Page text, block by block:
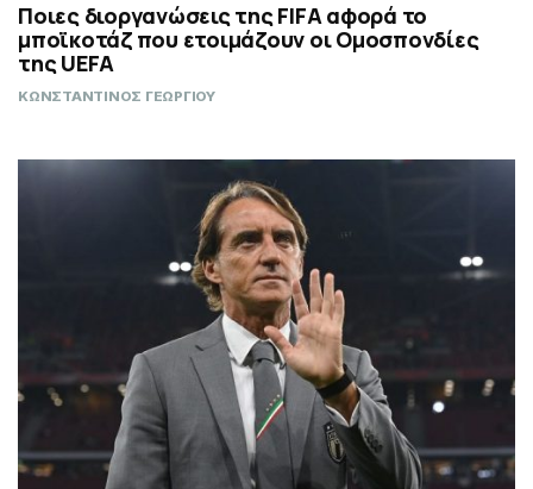
Ποιες διοργανώσεις της FIFA αφορά το
μποϊκοτάζ που ετοιμάζουν οι Ομοσπονδίες
της UEFA
ΚΩΝΣΤΑΝΤΙΝΟΣ ΓΕΩΡΓΙΟΥ